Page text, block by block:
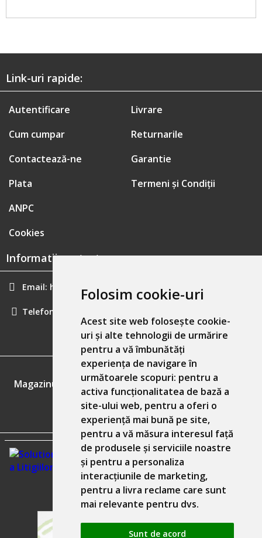
Folosim cookie-uri
Acest site web folosește cookie-
uri și alte tehnologii de urmărire
pentru a vă îmbunătăți
experiența de navigare în
următoarele scopuri: pentru a
activa funcționalitatea de bază a
site-ului web, pentru a oferi o
experiență mai bună pe site,
pentru a vă măsura interesul față
de produsele și serviciile noastre
și pentru a personaliza
interacțiunile de marketing,
pentru a livra reclame care sunt
mai relevante pentru dvs.
Sunt de acord
Link-uri rapide:
Autentificare
Cum cumpar
Contactează-ne
Plata
Livrare
Returnarile
Garantie
Termeni și Condiții
ANPC
Cookies
Informatii contact:
Email: hainecomode@gmail.com
Telefon:
GDPR
Magazinul nostru respecta 100% prevederile GDPR.
Informatiile mele personale